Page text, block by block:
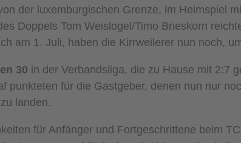
der luxemburgischen Grenze, im Heimspiel
Doppels Tom Weislogel/Timo Brieskorn
am 1. Juli, haben die Kirrweilerer nun noch,
30 in der Verbandsliga, die zu Hause mit 2:7
punkteten für die Gastgeber, denen nun nur
landen.
für Anfänger und Fortgeschrittene beim